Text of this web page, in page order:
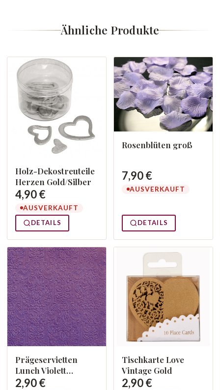
Ähnliche Produkte
Holz-Dekostreuteile
Herzen Gold/Silber
4,90 €
AUSVERKAUFT
DETAILS
Rosenblüten groß
7,90 €
AUSVERKAUFT
DETAILS
Prägeservietten
Lunch Violett
13305512
2,90 €
Tischkarte Love
Vintage Gold
2,90 €